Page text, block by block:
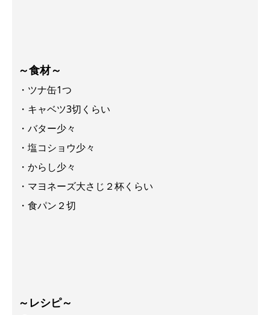
～食材～
・ツナ缶1つ
・キャベツ3切くらい
・バター少々
・塩コショウ少々
・からし少々
・マヨネーズ大さじ２杯くらい
・食パン２切
～レシピ～